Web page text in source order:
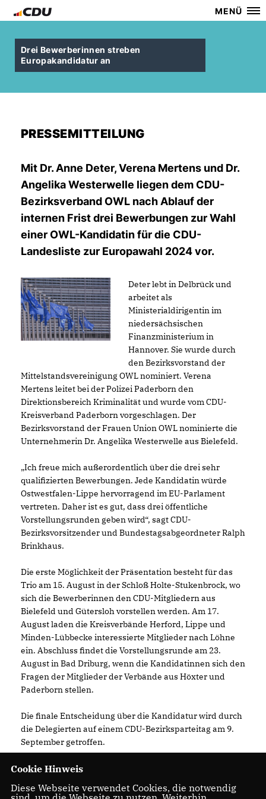
MENÜ
Drei Bewerberinnen streben
Europakandidatur an
PRESSEMITTEILUNG
Mit Dr. Anne Deter, Verena Mertens und Dr.
Angelika Westerwelle liegen dem CDU-
Bezirksverband OWL nach Ablauf der
internen Frist drei Bewerbungen zur Wahl
einer OWL-Kandidatin für die CDU-
Landesliste zur Europawahl 2024 vor.
Deter lebt in Delbrück und
arbeitet als
Ministerialdirigentin im
niedersächsischen
Finanzministerium in
Hannover. Sie wurde durch
den Bezirksvorstand der
Mittelstandsvereinigung OWL nominiert. Verena
Mertens leitet bei der Polizei Paderborn den
Direktionsbereich Kriminalität und wurde vom CDU-
Kreisverband Paderborn vorgeschlagen. Der
Bezirksvorstand der Frauen Union OWL nominierte die
Unternehmerin Dr. Angelika Westerwelle aus Bielefeld.
Ich freue mich außerordentlich über die drei sehr
qualifizierten Bewerbungen. Jede Kandidatin würde
Ostwestfalen-Lippe hervorragend im EU-Parlament
vertreten. Daher ist es gut, dass drei öffentliche
Vorstellungsrunden geben wird“, sagt CDU-
Bezirksvorsitzender und Bundestagsabgeordneter Ralph
Brinkhaus.
Die erste Möglichkeit der Präsentation besteht für das
Trio am 15. August in der Schloß Holte-Stukenbrock, wo
sich die Bewerberinnen den CDU-Mitgliedern aus
Bielefeld und Gütersloh vorstellen werden. Am 17.
August laden die Kreisverbände Herford, Lippe und
Minden-Lübbecke interessierte Mitglieder nach Löhne
ein. Abschluss findet die Vorstellungsrunde am 23.
August in Bad Driburg, wenn die Kandidatinnen sich den
Fragen der Mitglieder der Verbände aus Höxter und
Paderborn stellen.
Die finale Entscheidung über die Kandidatur wird durch
die Delegierten auf einem CDU-Bezirksparteitag am 9.
September getroffen.
Cookie Hinweis
Diese Webseite verwendet Cookies, die notwendig